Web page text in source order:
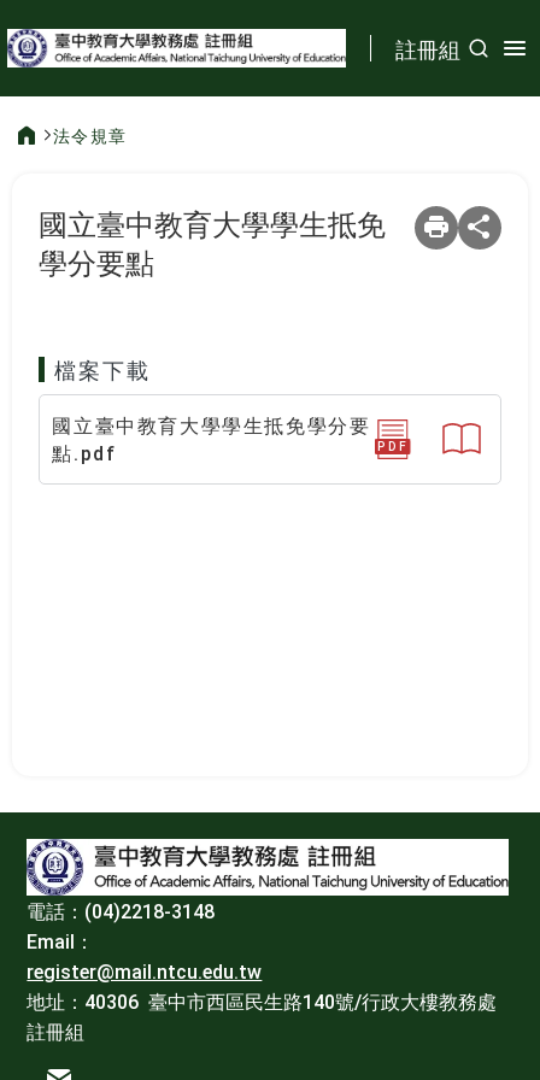
註冊組
法令規章
國立臺中教育大學學生抵免
學分要點
檔案下載
國立臺中教育大學學生抵免學分要
點.pdf
PDF
電話：(04)2218-3148
Email：
register@mail.ntcu.edu.tw
地址：40306 臺中市西區民生路140號/行政大樓教務處
註冊組